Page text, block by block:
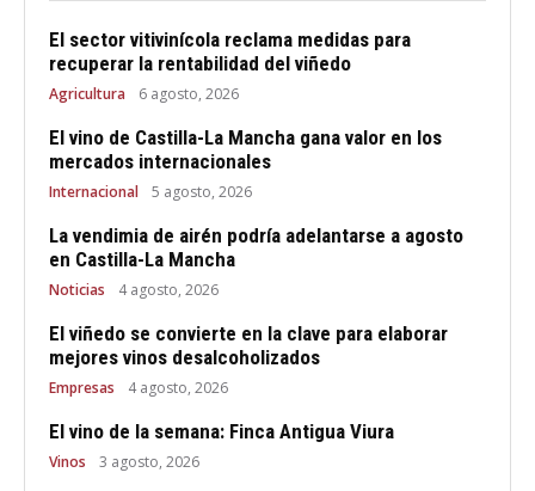
El sector vitivinícola reclama medidas para
recuperar la rentabilidad del viñedo
Agricultura 6 agosto, 2026
El vino de Castilla-La Mancha gana valor en los
mercados internacionales
Internacional 5 agosto, 2026
La vendimia de airén podría adelantarse a agosto
en Castilla-La Mancha
Noticias 4 agosto, 2026
El viñedo se convierte en la clave para elaborar
mejores vinos desalcoholizados
Empresas 4 agosto, 2026
El vino de la semana: Finca Antigua Viura
Vinos 3 agosto, 2026